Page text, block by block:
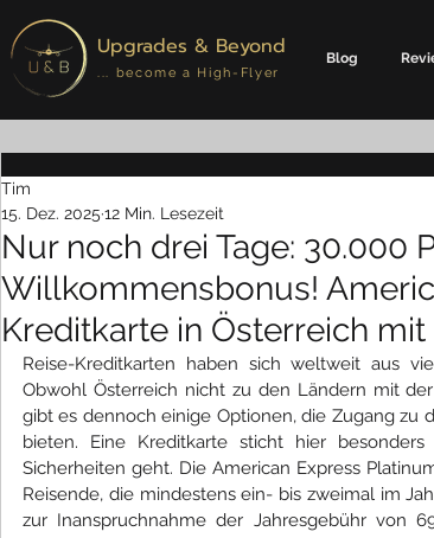
Upgrades & Beyond
... become a High-Flyer
Blog
Nur noch drei Tage: 30.000
Willkommensbonus!
Kreditkarte in Österreich
Tim
15. Dez. 2025 12 Min. Lesezeit
Reise-Kreditkarten haben sich weltweit aus
Obwohl Österreich nicht zu den Ländern mit
gibt es dennoch einige Optionen, die Zugang zu
bieten. Eine Kreditkarte sticht hier
Sicherheiten geht. Die American Express
Reisende, die mindestens ein- bis zweimal im
zur Inanspruchnahme der Jahresgebühr von